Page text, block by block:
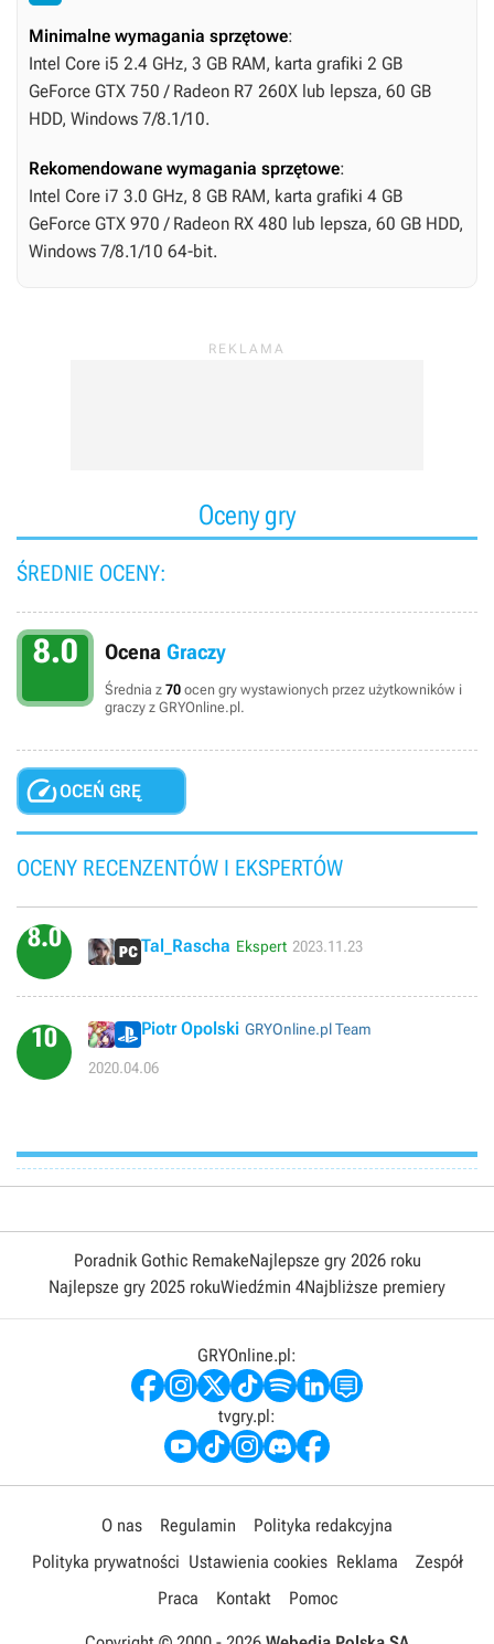
Minimalne wymagania sprzętowe:
Intel Core i5 2.4 GHz, 3 GB RAM, karta grafiki 2 GB
GeForce GTX 750 / Radeon R7 260X lub lepsza, 60 GB
HDD, Windows 7/8.1/10.
Rekomendowane wymagania sprzętowe:
Intel Core i7 3.0 GHz, 8 GB RAM, karta grafiki 4 GB
GeForce GTX 970 / Radeon RX 480 lub lepsza, 60 GB HDD,
Windows 7/8.1/10 64-bit.
Oceny gry
ŚREDNIE OCENY:
8.0 Ocena Graczy
Średnia z 70 ocen gry wystawionych przez użytkowników i
graczy z GRYOnline.pl.
OCEŃ GRĘ
OCENY RECENZENTÓW I EKSPERTÓW
8.0 Tal_Rascha Ekspert 2023.11.23
10 Piotr Opolski GRYOnline.pl Team
2020.04.06
Poradnik Gothic RemakeNajlepsze gry 2026 roku
Najlepsze gry 2025 rokuWiedźmin 4Najbliższe premiery
GRYOnline.pl:
tvgry.pl:
O nas Regulamin
Polityka redakcyjna
Polityka prywatności Ustawienia cookies Reklama
Zespół
Praca
Kontakt Pomoc